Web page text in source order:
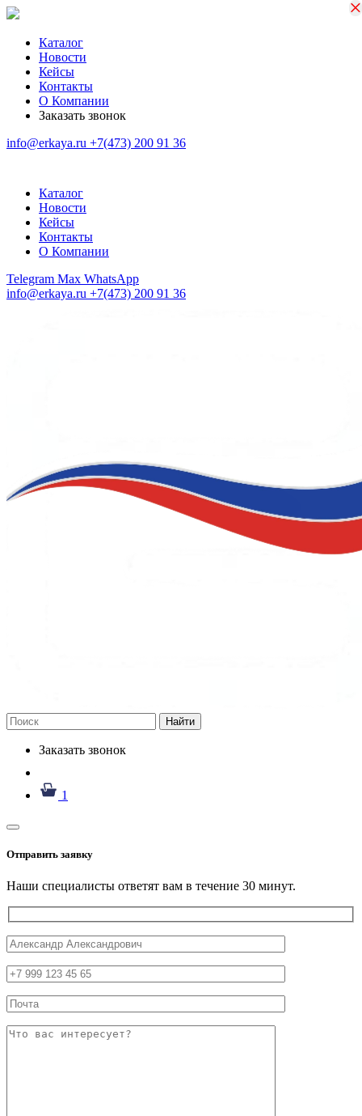
Каталог
Новости
Кейсы
Контакты
О Компании
Заказать звонок
info@erkaya.ru +7(473) 200 91 36
Каталог
Новости
Кейсы
Контакты
О Компании
Telegram Max WhatsApp
info@erkaya.ru +7(473) 200 91 36
Найти
Заказать звонок
1
Отправить заявку
Наши специалисты ответят вам в течение 30 минут.
×
×